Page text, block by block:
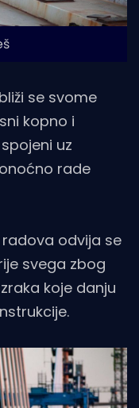
se svome
kopno i
uz
rade
odvija se
svega zbog
koje danju